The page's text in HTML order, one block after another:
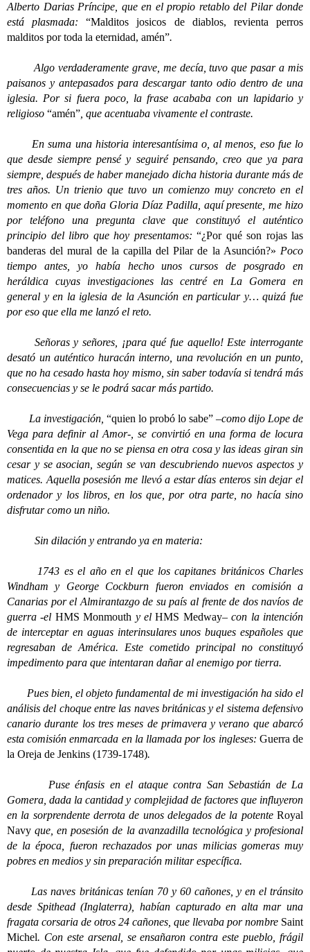
Alberto Darias Príncipe, que en el propio retablo del Pilar donde
está plasmada:“Malditos josicos de diablos, revienta perros
malditos por toda la eternidad, amén”.
Algo verdaderamente grave, me decía, tuvo que pasar a mis
paisanos y antepasados para descargar tanto odio dentro de una
iglesia. Por si fuera poco, la frase acababa con un lapidario y
religioso “amén” , que acentuaba vivamente el contraste.
En suma una historia interesantísima o, al menos, eso fue lo
que desde siempre pensé y seguiré pensando, creo que ya para
siempre, después de haber manejado dicha historia durante más de
tres años. Un trienio que tuvo un comienzo muy concreto en el
momento en que doña Gloria Díaz Padilla, aquí presente, me hizo
por teléfono una pregunta clave que constituyó el auténtico
principio del libro que hoy presentamos: “¿Por qué son rojas las
banderas del mural de la capilla del Pilar de la Asunción?» Poco
tiempo antes, yo había hecho unos cursos de posgrado en
heráldica cuyas investigaciones las centré en La Gomera en
general y en la iglesia de la Asunción en particular y… quizá fue
por eso que ella me lanzó el reto.
Señoras y señores, ¡para qué fue aquello! Este interrogante
desató un auténtico huracán interno, una revolución en un punto,
que no ha cesado hasta hoy mismo, sin saber todavía si tendrá más
consecuencias y se le podrá sacar más partido.
La investigación, “quien lo probó lo sabe” –como dijo Lope de
Vega para definir al Amor-, se convirtió en una forma de locura
consentida en la que no se piensa en otra cosa y las ideas giran sin
cesar y se asocian, según se van descubriendo nuevos aspectos y
matices. Aquella posesión me llevó a estar días enteros sin dejar el
ordenador y los libros, en los que, por otra parte, no hacía sino
disfrutar como un niño.
Sin dilación y entrando ya en materia:
1743 es el año en el que los capitanes británicos Charles
Windham y George Cockburn fueron enviados en comisión a
Canarias por el Almirantazgo de su país al frente de dos navíos de
guerra -el HMS Monmouth y elHMS Medway– con la intención
de interceptar en aguas interinsulares unos buques españoles que
regresaban de América. Este cometido principal no constituyó
impedimento para que intentaran dañar al enemigo por tierra.
Pues bien, el objeto fundamental de mi investigación ha sido el
análisis del choque entre las naves británicas y el sistema defensivo
canario durante los tres meses de primavera y verano que abarcó
esta comisión enmarcada en la llamada por los ingleses: Guerra de
la Oreja de Jenkins (1739-1748).
Puse énfasis en el ataque contra San Sebastián de La
Gomera, dada la cantidad y complejidad de factores que influyeron
en la sorprendente derrota de unos delegados de la potente Royal
Navy que, en posesión de la avanzadilla tecnológica y profesional
de la época, fueron rechazados por unas milicias gomeras muy
pobres en medios y sin preparación militar específica.
Las naves británicas tenían 70 y 60 cañones, y en el tránsito
desde Spithead (Inglaterra), habían capturado en alta mar una
fragata corsaria de otros 24 cañones, que llevaba por nombre Saint
Michel. Con este arsenal, se ensañaron contra este pueblo, frágil